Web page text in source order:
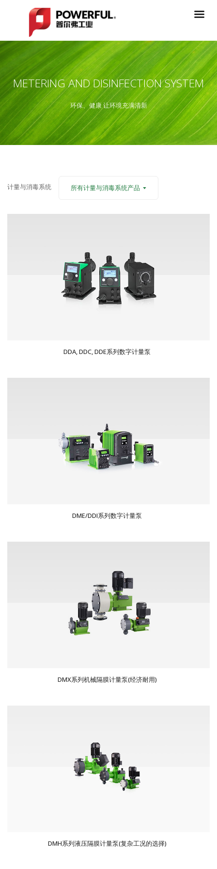
METERING AND DISINFECTION SYSTEM
环保、健康 让环境充满清新
计量与消毒系统 所有计量与消毒系统产品
DDA, DDC, DDE系列数字计量泵
DME/DDI系列数字计量泵
DMX系列机械隔膜计量泵(经济耐用)
DMH系列液压隔膜计量泵(复杂工况的选择)